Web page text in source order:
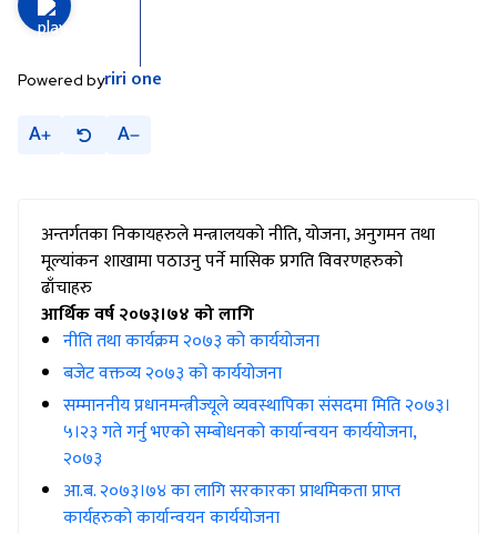
Powered byriri one
A A
अन्तर्गतका निकायहरुले मन्त्रालयको नीति, योजना, अनुगमन तथा
मूल्यांकन शाखामा पठाउनु पर्ने मासिक प्रगति विवरणहरुको
ढाँचाहरु
आर्थिक वर्ष २०७३।७४ को लागि
नीति तथा कार्यक्रम २०७३ को कार्ययोजना
बजेट वक्तव्य २०७३ को कार्ययोजना
सम्माननीय प्रधानमन्त्रीज्यूले व्यवस्थापिका संसदमा मिति २०७३।
५।२३ गते गर्नु भएको सम्बोधनको कार्यान्वयन कार्ययोजना,
२०७३
आ.ब. २०७३।७४ का लागि सरकारका प्राथमिकता प्राप्त
कार्यहरुको कार्यान्वयन कार्ययोजना